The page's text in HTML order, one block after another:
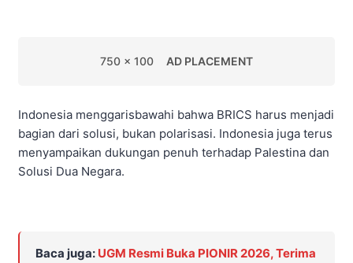
750 x 100 AD PLACEMENT
Indonesia menggarisbawahi bahwa BRICS harus menjadi
bagian dari solusi, bukan polarisasi. Indonesia juga terus
menyampaikan dukungan penuh terhadap Palestina dan
Solusi Dua Negara.
Baca juga: UGM Resmi Buka PIONIR 2026, Terima